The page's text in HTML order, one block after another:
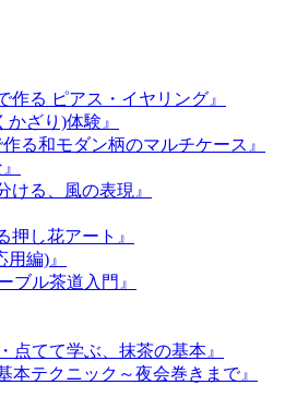
作る ピアス・イヤリング』
ざり)体験』
る和モダン柄のマルチケース』
ける、風の表現』
押し花アート』
編)』
ブル茶道入門』
点てて学ぶ、抹茶の基本』
本テクニック～夜会巻きまで』